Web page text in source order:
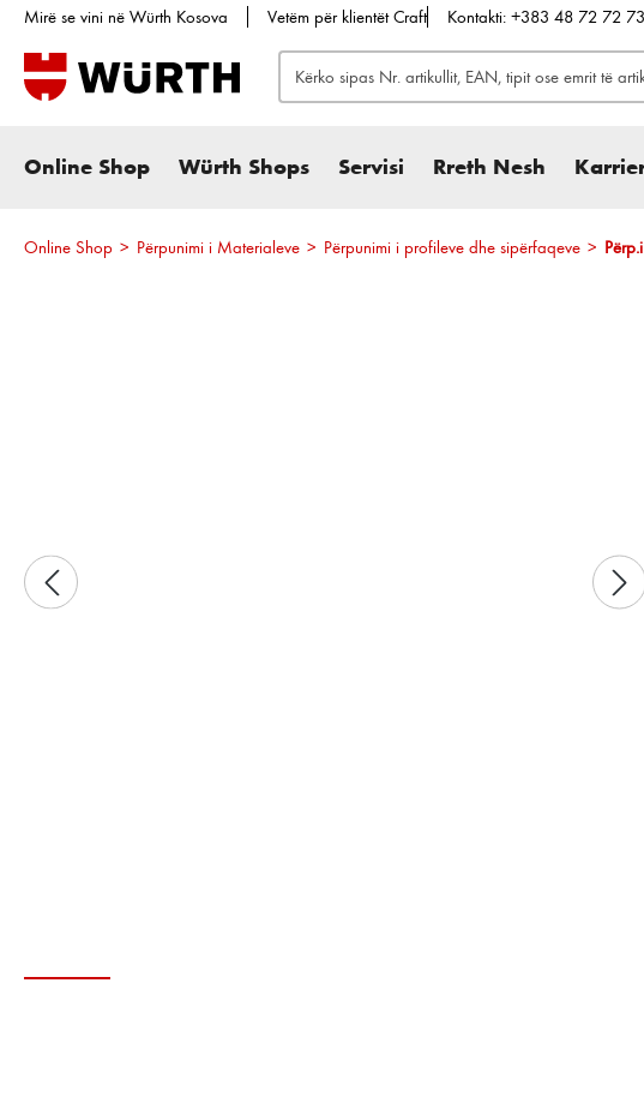
kërkimi Kalo te navigimi kryesor
Mirë se vini në Würth Kosova Vetëm për klientët Craft Kontakti: +383 48 72 72 73
Online Shop Würth Shops Servisi Rreth Nesh
Online Shop > Përpunimi i Materialeve > Përpunimi i profileve dhe sipërfaqeve >